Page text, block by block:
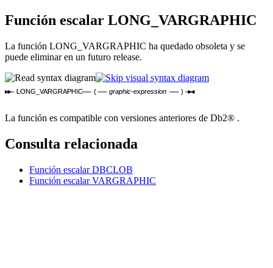
Función escalar LONG_VARGRAPHIC
La función LONG_VARGRAPHIC ha quedado obsoleta y se
puede eliminar en un futuro release.
LONG_VARGRAPHIC ( graphic-expression )
La función es compatible con versiones anteriores de Db2® .
Consulta relacionada
Función escalar DBCLOB
Función escalar VARGRAPHIC